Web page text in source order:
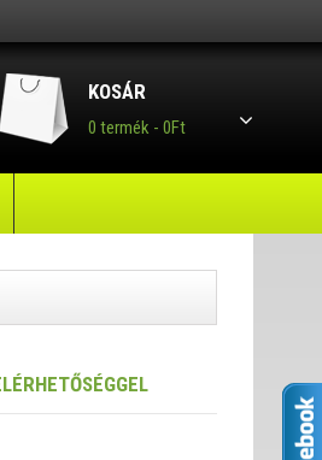
KOSÁR
0 termék - 0Ft